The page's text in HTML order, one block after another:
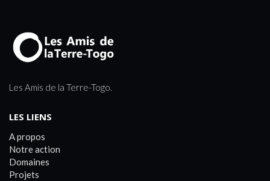
Les Amis de la Terre-Togo.
LES LIENS
A propos
Notre action
Domaines
Projets